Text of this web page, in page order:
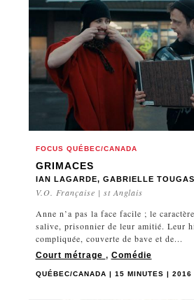
FOCUS QUÉBEC/CANADA
GRIMACES
IAN LAGARDE, GABRIELLE
V.O. Française | st Anglais
Anne n’a pas la face facile ; le
salive, prisonnier de leur amitié. Leur
compliquée, couverte de bave et de...
Court métrage , Comédie
QUÉBEC/CANADA | 15 MINUTES | 2016